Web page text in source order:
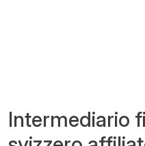
Intermediario